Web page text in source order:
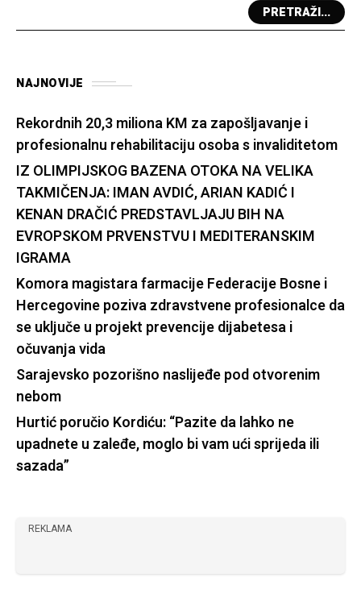
PRETRAŽI...
NAJNOVIJE
Rekordnih 20,3 miliona KM za zapošljavanje i
profesionalnu rehabilitaciju osoba s invaliditetom
IZ OLIMPIJSKOG BAZENA OTOKA NA VELIKA
TAKMIČENJA: IMAN AVDIĆ, ARIAN KADIĆ I
KENAN DRAČIĆ PREDSTAVLJAJU BIH NA
EVROPSKOM PRVENSTVU I MEDITERANSKIM
IGRAMA
Komora magistara farmacije Federacije Bosne i
Hercegovine poziva zdravstvene profesionalce da
se uključe u projekt prevencije dijabetesa i
očuvanja vida
Sarajevsko pozorišno naslijeđe pod otvorenim
nebom
Hurtić poručio Kordiću: “Pazite da lahko ne
upadnete u zaleđe, moglo bi vam ući sprijeda ili
sazada”
REKLAMA